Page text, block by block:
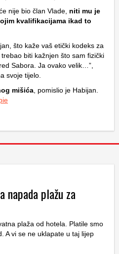
nije bio član Vlade, niti mu je
kvalifikacijama ikad to
što kaže vaš etički kodeks za
biti kažnjen što sam fizički
Sabora. Ja ovako velik…”,
svoje tijelo.
mišića , pomislio je Habijan.
napada plažu za
plaža od hotela. Platile smo
A vi se ne uklapate u taj lijep